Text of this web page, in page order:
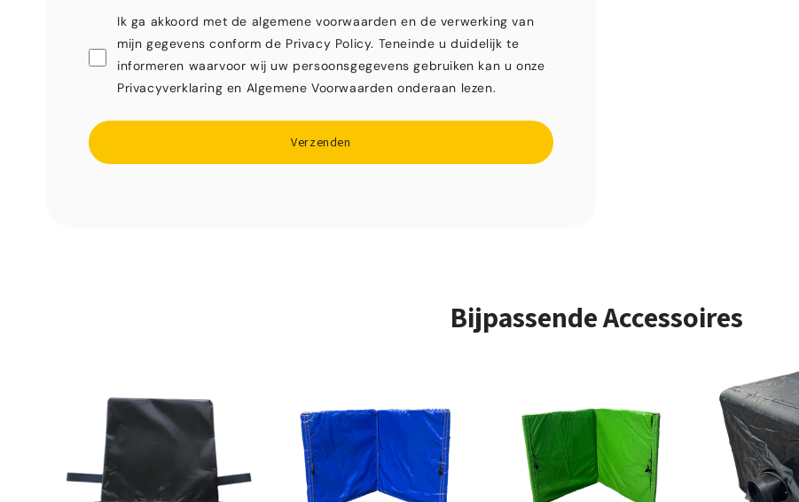
Ik ga akkoord met de algemene voorwaarden en de verwerking van
mijn gegevens conform de Privacy Policy. Teneinde u duidelijk te
informeren waarvoor wij uw persoonsgegevens gebruiken kan u onze
Privacyverklaring en Algemene Voorwaarden onderaan lezen.
Verzenden
Bijpassende Accessoires